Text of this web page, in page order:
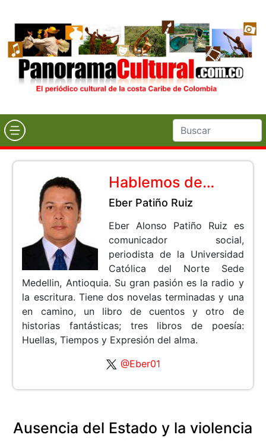
Hablemos de…
Eber Patiño Ruiz
Eber Alonso Patiño Ruiz es
comunicador social,
periodista de la Universidad
Católica del Norte Sede
Medellin, Antioquia. Su gran pasión es la radio y
la escritura. Tiene dos novelas terminadas y una
en camino, un libro de cuentos y otro de
historias fantásticas; tres libros de poesía:
Huellas, Tiempos y Expresión del alma.
@Eber01
Ausencia del Estado y la violencia